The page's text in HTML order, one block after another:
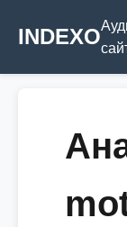
INDEXO